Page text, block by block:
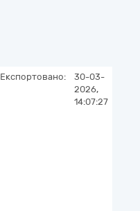
Експортовано:
30-03-
2026,
14:07:27